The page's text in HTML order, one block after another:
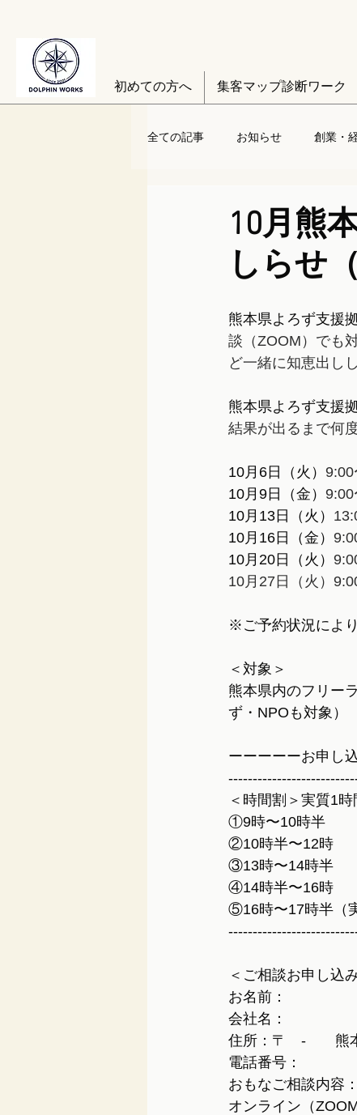
初めての方へ 集客マップ診断ワーク
全ての記事 お知らせ 創業・
10月熊
しらせ
熊本県よろず支援
談（ZOOM）でも
ど一緒に知恵出し
熊本県よろず支援
結果が出るまで何
10月6日（火） 9:00
10月9日（金） 9:00
10月13日（火）
10月16日（金）
10月20日（火）
10月27日（火）
※ご予約状況によ
＜対象＞
熊本県内のフリー
ず・NPOも対象）
ーーーーーお申し
＜時間割＞実質1
①9時〜10時半
②10時半〜12時
③13時〜14時半
④14時半〜16時
⑤16時〜17時半（
＜ご相談お申し込
お名前：
会社名：
住所：〒　-　　熊
電話番号：
おもなご相談内容：
オンライン（